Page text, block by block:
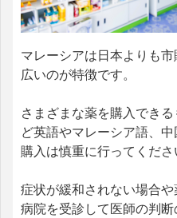
マレーシアは日本よりも
広いのが特徴です。
さまざまな薬を購入でき
ど英語やマレーシア語、
購入は慎重に行ってくださ
症状が緩和されない場合や
病院を受診して医師の判